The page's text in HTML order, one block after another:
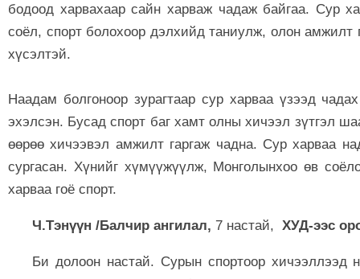
бодоод харвахаар сайн харваж чадаж байгаа. Сур
соёл, спорт болохоор дэлхийд таниулж, олон амжилт
хүсэлтэй.
Наадам болгоноор зурагтаар сур харваа үзээд
эхэлсэн. Бусад спорт баг хамт олны хичээл зүтгэл
өөрөө хичээвэл амжилт гаргаж чадна. Сур харваа
сургасан. Хүнийг хүмүүжүүлж, Монголынхоо өв
харваа гоё спорт.
Ч.Тэнүүн /Балчир ангилал, 7 настай, ХУД-ээс
Би долоон настай. Сурын спортоор